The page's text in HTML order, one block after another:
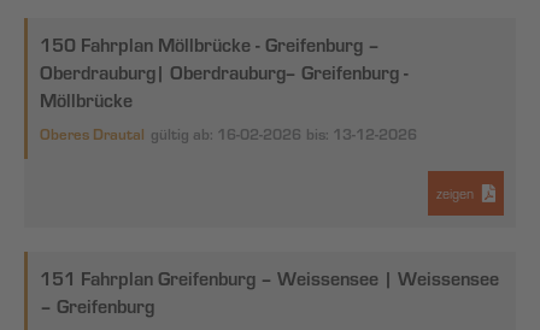
150 Fahrplan Möllbrücke - Greifenburg –
Oberdrauburg| Oberdrauburg– Greifenburg -
Möllbrücke
Oberes Drautal gültig ab: 16-02-2026 bis: 13-12-2026
zeigen
151 Fahrplan Greifenburg – Weissensee | Weissensee
– Greifenburg